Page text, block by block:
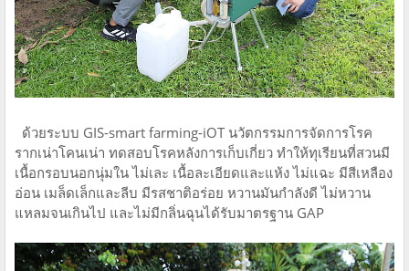
ด้วยระบบ GIS-smart farming-iOT นวัตกรรมการจัดการโรค
รากเน่าโคนเน่า ทดสอบโรคหลังการเก็บเกี่ยว​ ทำให้ทุเรียนที่สวนมี
เนื้อกรอบนอกนุ่มใน ไม่เละ เนื้อละเอียดและแห้ง ไม่แฉะ มีสีเหลือง
อ่อน เมล็ดเล็กและลีบ มีรสชาติอร่อย หวานมันกำลังดี ไม่หวาน
แหลมจนเกินไป​ และไม่มีกลิ่น​ฉุน​ได้รับมาตรฐาน GAP